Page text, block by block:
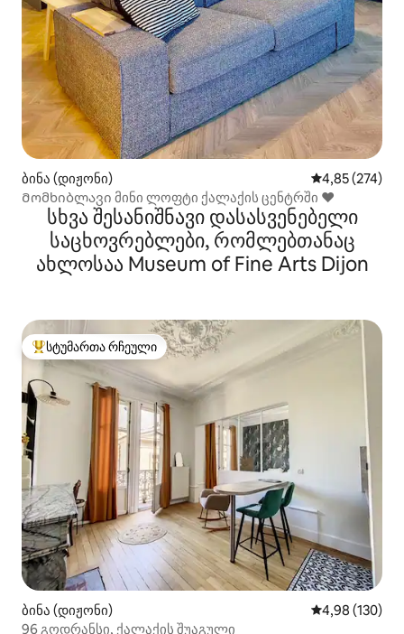
ბინა (დიჟონი) საშუალო
4,85 (274)
Მომხიბლავი მინი ლოფტი ქალაქის ცენტრში ❤️
სხვა შესანიშნავი დასასვენებელი
საცხოვრებლები, რომლებთანაც
ახლოსაა Museum of Fine Arts Dijon
სტუმართა რჩეული მოწინავე ვარიანტი
სტუმართა რჩეული
ბინა (დიჟონი) საშუალო
4,98 (130)
96 გოდრანსი, ქალაქის შუაგული